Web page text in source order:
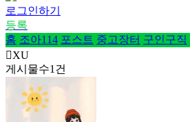
로그인하기
등록
홈 조아114 포스트 중고장터 구인구직
XU
게시물수1 건